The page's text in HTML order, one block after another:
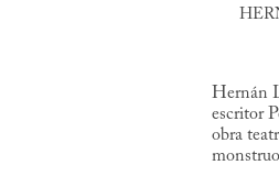
Hernán
escritor
obra